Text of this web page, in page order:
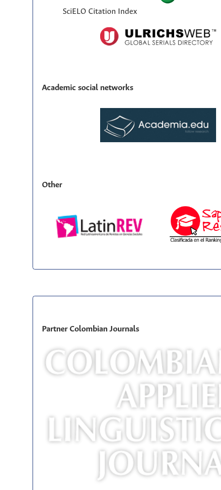
SciELO Citation Index
Academic social networks
Other
Partner Colombian Journals